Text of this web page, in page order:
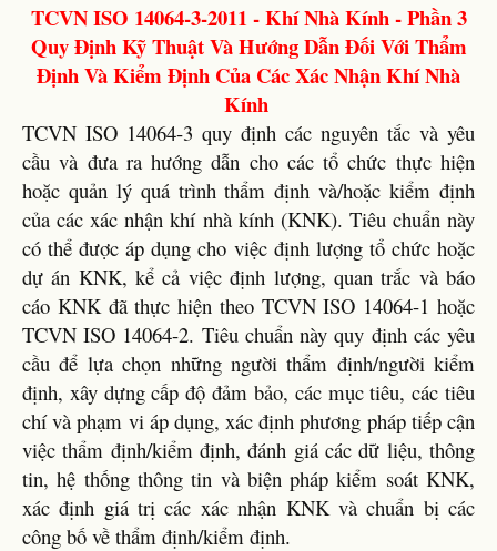
TCVN ISO 14064-3-2011 - Khí Nhà Kính - Phần 3
Quy Định Kỹ Thuật Và Hướng Dẫn Đối Với Thẩm
Định Và Kiểm Định Của Các Xác Nhận Khí Nhà
Kính
TCVN ISO 14064-3 quy định các nguyên tắc và yêu
cầu và đưa ra hướng dẫn cho các tổ chức thực hiện
hoặc quản lý quá trình thẩm định và/hoặc kiểm định
của các xác nhận khí nhà kính (KNK). Tiêu chuẩn này
có thể được áp dụng cho việc định lượng tổ chức hoặc
dự án KNK, kể cả việc định lượng, quan trắc và báo
cáo KNK đã thực hiện theo TCVN ISO 14064-1 hoặc
TCVN ISO 14064-2. Tiêu chuẩn này quy định các yêu
cầu để lựa chọn những người thẩm định/người kiểm
định, xây dựng cấp độ đảm bảo, các mục tiêu, các tiêu
chí và phạm vi áp dụng, xác định phương pháp tiếp cận
việc thẩm định/kiểm định, đánh giá các dữ liệu, thông
tin, hệ thống thông tin và biện pháp kiểm soát KNK,
xác định giá trị các xác nhận KNK và chuẩn bị các
công bố về thẩm định/kiểm định.